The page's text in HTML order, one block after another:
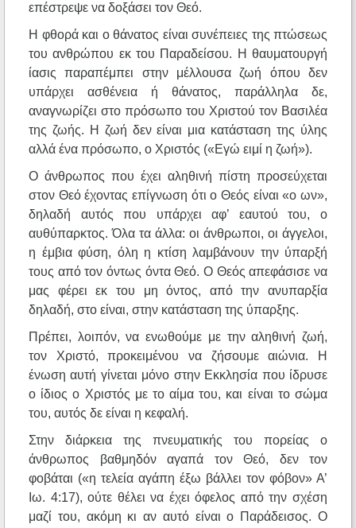
επέστρεψε να δοξάσει τον Θεό.
Η φθορά και ο θάνατος είναι συνέπειες της πτώσεως
του ανθρώπου εκ του Παραδείσου. Η θαυματουργή
ίασις παραπέμπει στην μέλλουσα ζωή όπου δεν
υπάρχει ασθένεια ή θάνατος, παράλληλα δε,
αναγνωρίζει στο πρόσωπο του Χριστού τον Βασιλέα
της ζωής. Η ζωή δεν είναι μια κατάσταση της ύλης
αλλά ένα πρόσωπο, ο Χριστός («Εγώ ειμί η ζωή»).
Ο άνθρωπος που έχει αληθινή πίστη προσεύχεται
στον Θεό έχοντας επίγνωση ότι ο Θεός είναι «ο ων»,
δηλαδή αυτός που υπάρχει αφ’ εαυτού του, ο
αυθύπαρκτος. Όλα τα άλλα: οι άνθρωποι, οι άγγελοι,
η έμβια φύση, όλη η κτίση λαμβάνουν την ύπαρξή
τους από τον όντως όντα Θεό. Ο Θεός απεφάσισε να
μας φέρει εκ του μη όντος, από την ανυπαρξία
δηλαδή, στο είναι, στην κατάσταση της ύπαρξης.
Πρέπει, λοιπόν, να ενωθούμε με την αληθινή ζωή,
τον Χριστό, προκειμένου να ζήσουμε αιώνια. Η
ένωση αυτή γίνεται μόνο στην Εκκλησία που ίδρυσε
ο ίδιος ο Χριστός με το αίμα του, και είναι το σώμα
του, αυτός δε είναι η κεφαλή.
Στην διάρκεια της πνευματικής του πορείας ο
άνθρωπος βαθμηδόν αγαπά τον Θεό, δεν τον
φοβάται («η τελεία αγάπη έξω βάλλει τον φόβον» Α’
Ιω. 4:17), ούτε θέλει να έχει όφελος από την σχέση
μαζί του, ακόμη κι αν αυτό είναι ο Παράδεισος. Ο